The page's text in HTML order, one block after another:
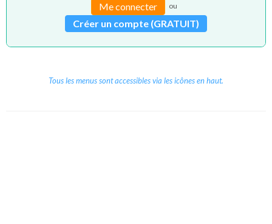
Me connecter ou
Créer un compte (GRATUIT)
Tous les menus sont accessibles via les icônes en haut.